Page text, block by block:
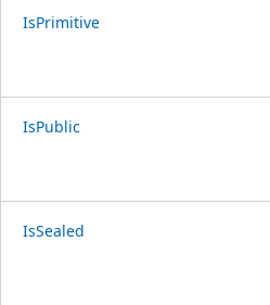
IsPrimitive
IsPublic
IsSealed